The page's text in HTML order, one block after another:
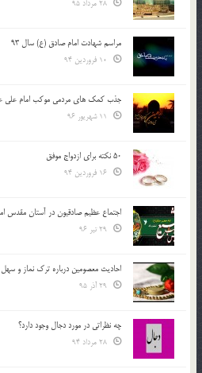
مراسم شهادت امام صادق (ع) سال 93
جذب کمک های مردمی موکب امام علی
50 نکته برای ازدواج موفق
اجتماع عظیم صادقیون در آستان مقدس
احادیث معصومین درباره ترک نماز و سهل
چه نظراتی در مورد دجال وجود دارد؟